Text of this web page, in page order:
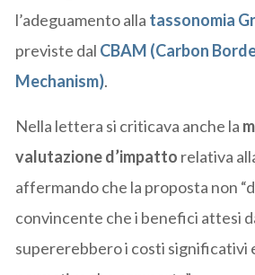
l’adeguamento alla tassonomia
previste dal CBAM (Carbon
Mechanism).
Nella lettera si criticava anche la
valutazione d’impatto relativa
affermando che la proposta non
convincente che i benefici attesi
supererebbero i costi significativi